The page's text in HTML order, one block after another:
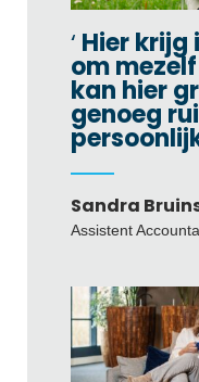
Hier krijg
om
kan hier
genoeg
Sandra
Assistent